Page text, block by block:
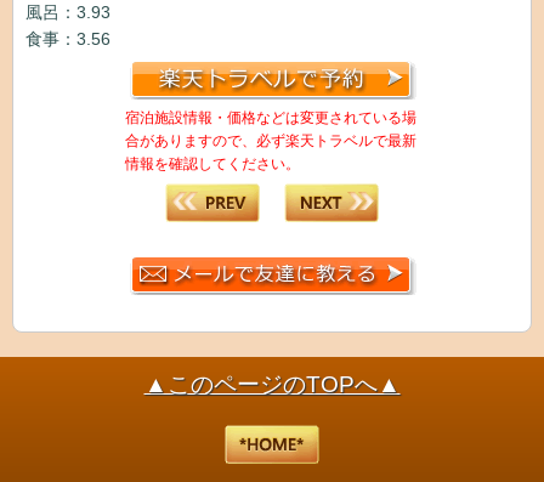
風呂：3.93
食事：3.56
宿泊施設情報・価格などは変更されている場
合がありますので、必ず楽天トラベルで最新
情報を確認してください。
▲このページのTOPへ▲